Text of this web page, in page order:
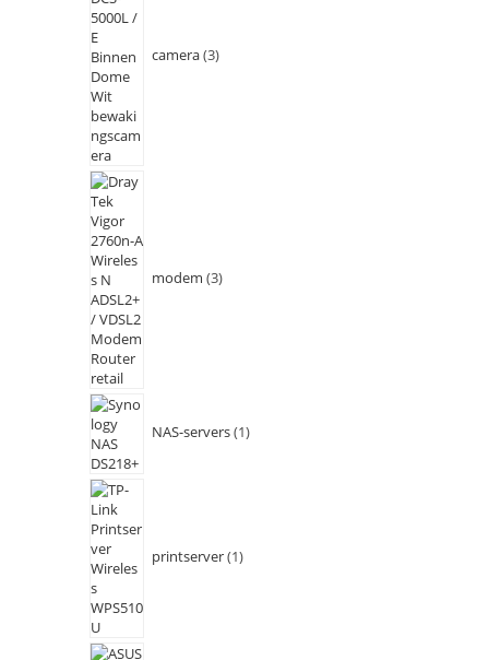
camera 3
modem 3
NAS-servers 1
printserver 1